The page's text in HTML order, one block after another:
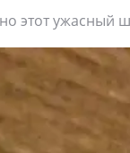
этот ужасный